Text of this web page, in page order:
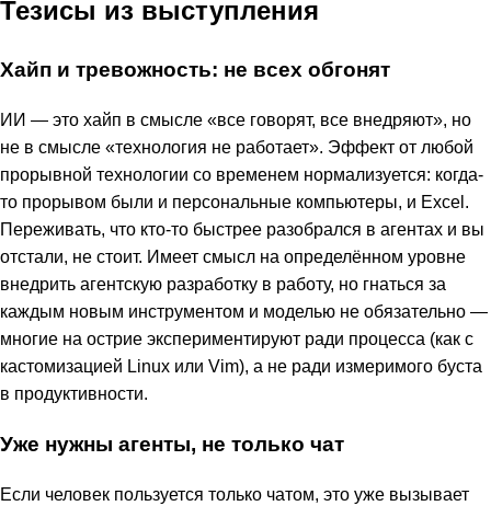
Тезисы из выступления
Хайп и тревожность: не всех обгонят
ИИ — это хайп в смысле «все говорят, все внедряют», но
не в смысле «технология не работает». Эффект от любой
прорывной технологии со временем нормализуется: когда-
то прорывом были и персональные компьютеры, и Excel.
Переживать, что кто-то быстрее разобрался в агентах и вы
отстали, не стоит. Имеет смысл на определённом уровне
внедрить агентскую разработку в работу, но гнаться за
каждым новым инструментом и моделью не обязательно —
многие на острие экспериментируют ради процесса (как с
кастомизацией Linux или Vim), а не ради измеримого буста
в продуктивности.
Уже нужны агенты, не только чат
Если человек пользуется только чатом, это уже вызывает